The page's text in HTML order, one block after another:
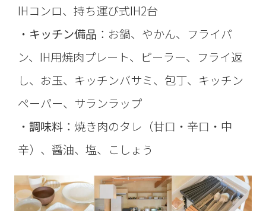
IHコンロ、持ち運び式IH2台
・ キッチン備品 ：お鍋、やかん、フライパ
ン、IH用焼肉プレート、ピーラー、フライ返
し、お玉、キッチンバサミ、包丁、キッチン
ペーパー、サランラップ
・ 調味料：焼き肉のタレ（甘口・辛口・中
辛）、醤油、塩、こしょう